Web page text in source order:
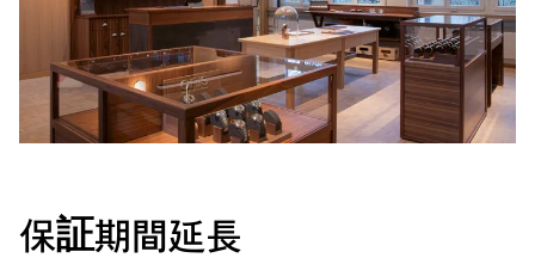
保証期間延長